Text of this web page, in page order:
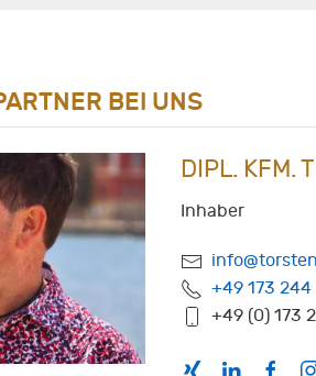
BEI UNS
DIPL. KFM.
Inhaber
+49 173
+49 (0) 173